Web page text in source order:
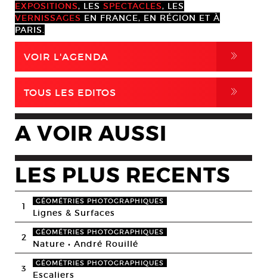
EXPOSITIONS, LES SPECTACLES, LES
VERNISSAGES EN FRANCE, EN RÉGION ET À
PARIS.
VOIR L'AGENDA ,
TOUS LES EDITOS ,
A VOIR AUSSI
LES PLUS RECENTS
1 GÉOMÉTRIES PHOTOGRAPHIQUES
Lignes & Surfaces
2 GÉOMÉTRIES PHOTOGRAPHIQUES
Nature • André Rouillé
3 GÉOMÉTRIES PHOTOGRAPHIQUES
Escaliers